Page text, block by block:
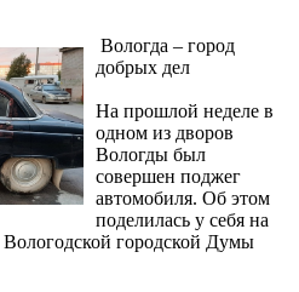
Вологда – город
добрых дел
На прошлой неделе в
одном из дворов
Вологды был
совершен поджег
автомобиля. Об этом
поделилась у себя на
Вологодской городской Думы